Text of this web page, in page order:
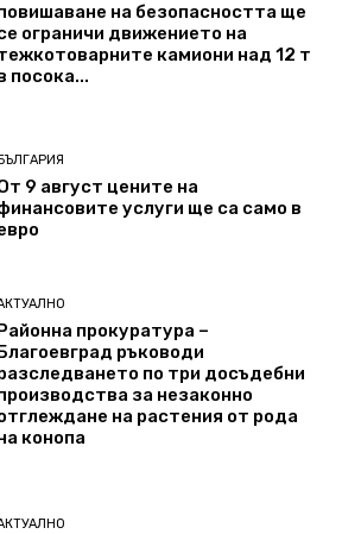
на безопасността ще
ограничи движението на
камиони над 12 т
посока...
9 август цените на
услуги ще са само в
Районна прокуратура –
Благоевград ръководи
по три досъдебни
за незаконно
на растения от рода
конопа